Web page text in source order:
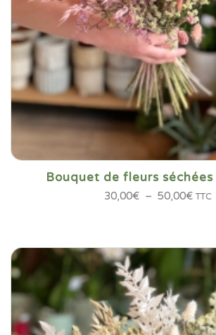
Bouquet de fleurs
30,00€ – 50,00€Plage
TTC